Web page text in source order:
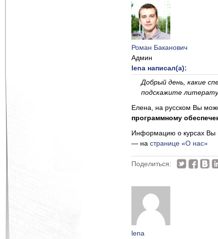
Роман Баканович
Админ
lena написал(а):
Добрый день, какие
подскажите
Елена, на русском Вы
программному
Информацию о курсах Вы
— на странице «О нас»
Поделиться:
lena